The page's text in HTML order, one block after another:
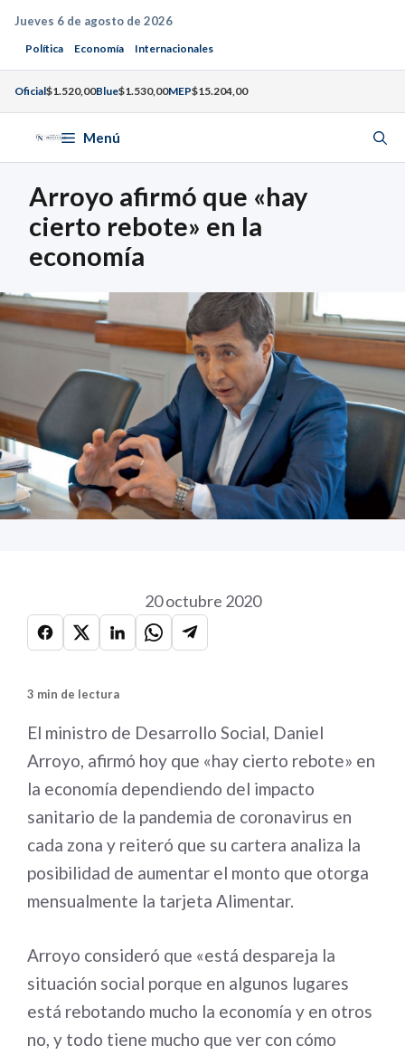
Saltar
contenido
Jueves 6 de agosto de 2026
Política Economía Internacionales
Oficial$1.520,00Blue$1.530,00MEP$15.204,00
Menú
Arroyo afirmó que «hay
cierto rebote» en la
economía
20 octubre 2020
3 min de lectura
El ministro de Desarrollo Social, Daniel
Arroyo, afirmó hoy que «hay cierto rebote» en
la economía dependiendo del impacto
sanitario de la pandemia de coronavirus en
cada zona y reiteró que su cartera analiza la
posibilidad de aumentar el monto que otorga
mensualmente la tarjeta Alimentar.
Arroyo consideró que «está despareja la
situación social porque en algunos lugares
está rebotando mucho la economía y en otros
no, y todo tiene mucho que ver con cómo